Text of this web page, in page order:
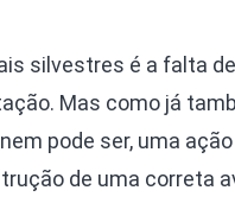
silvestres é a falta
Mas como já
pode ser, uma ação
de uma correta